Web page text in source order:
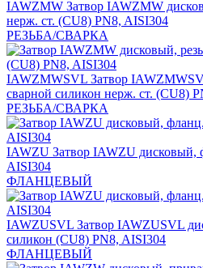
IAWZMW Затвор IAWZMW
нерж. ст. (CU8) PN8, AISI304
РЕЗЬБА/СВАРКА
IAWZMWSVL Затвор
сварной силикон нерж. ст. (CU8)
РЕЗЬБА/СВАРКА
IAWZU Затвор IAWZU дисковый,
AISI304
ФЛАНЦЕВЫЙ
IAWZUSVL Затвор IAWZUSVL
силикон (CU8) PN8, AISI304
ФЛАНЦЕВЫЙ